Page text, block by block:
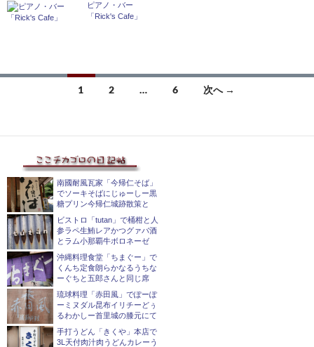
ピアノ・バー
「Rick's Cafe」
ナ
ゲ
ー
シ
ョ
ン
1 2 … 6 次へ →
南國耐風瓦家「今帰仁そば」
でソーキそばにじゅーしー黒
糖プリン今帰仁城跡散策と
ビストロ「tutan」で桶柑と人
参ラペ生鮪レアかつグァバ酒
とラム小那覇牛ボロネーゼ
沖縄料理食堂「ちまぐー」で
くんち定食朗らかなるうちな
ーぐちと五郎さんと同じ席
琉球料理「赤田風」でぽーぽ
ーミヌダル昆布イリチーどぅ
るわかしー首里城の膝元にて
手打うどん「きくや」本店で
3L天付肉汁肉うどんカレーう